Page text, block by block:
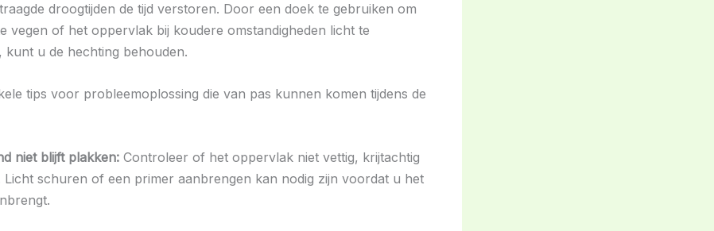
droogtijden de tijd verstoren. Door een doek te gebruiken om
vegen of het oppervlak bij koudere omstandigheden licht te
kunt u de hechting behouden.
tips voor probleemoplossing die van pas kunnen komen tijdens de
niet blijft plakken: Controleer of het oppervlak niet vettig, krijtachtig
schuren of een primer aanbrengen kan nodig zijn voordat u het